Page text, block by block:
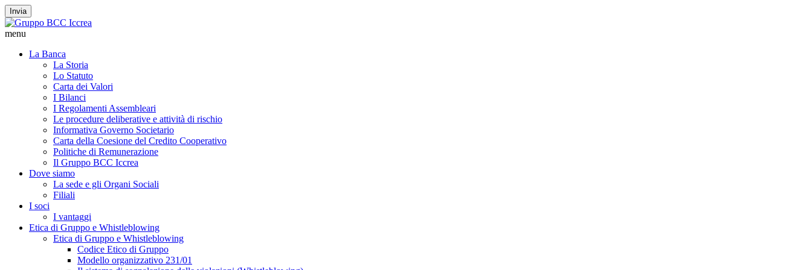
Invia
menu
La Banca
La Storia
Lo Statuto
Carta dei Valori
I Bilanci
I Regolamenti Assembleari
Le procedure deliberative e attività di rischio
Informativa Governo Societario
Carta della Coesione del Credito Cooperativo
Politiche di Remunerazione
Il Gruppo BCC Iccrea
Dove siamo
La sede e gli Organi Sociali
Filiali
I soci
I vantaggi
Etica di Gruppo e Whistleblowing
Etica di Gruppo e Whistleblowing
Codice Etico di Gruppo
Modello organizzativo 231/01